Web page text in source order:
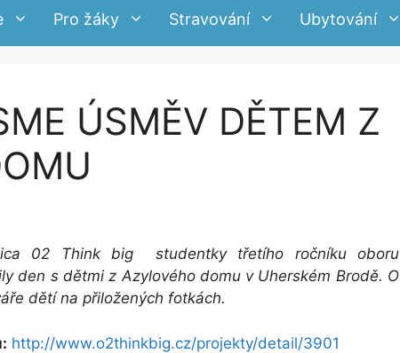
Pro žáky Stravování Ubytování
ÚSMĚV DĚTEM Z
02 Think big studentky třetího ročníku oboru
den s dětmi z Azylového domu v Uherském Brodě. O
dětí na přiložených fotkách.
http://www.o2thinkbig.cz/projekty/detail/3901